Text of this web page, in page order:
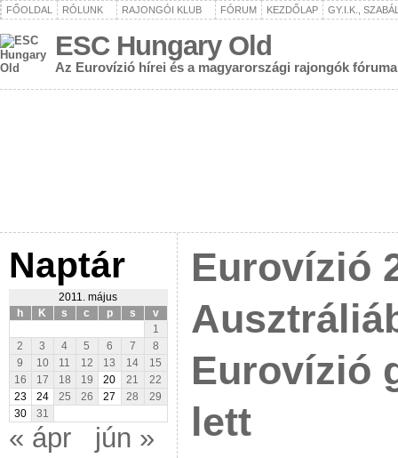
FŐOLDAL RÓLUNK RAJONGÓI KLUB FÓRUM KEZDŐLAP GY.I.K.,
ESC Hungary Old
Az Eurovízió hírei és a magyarországi rajongók fóruma
Naptár
2011. május
h
K s c p s
v
1
2
3 4 5 6 7
8
9
10 11 12 13 14
15
16
17 18 19 20 21
22
23
24 25 26 27 28
29
30
31
« ápr jún »
Eurovízió
Eurovízió
lett